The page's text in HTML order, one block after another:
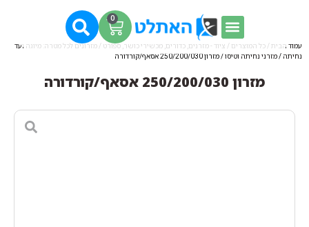
0
עמוד הבית / כל המוצרים / ציוד - מזרנים, כדורים, מכשירי כושר, ספורט / מזרונים לכל מטרה: מיוגה ועד
נחיתה /מזרני נחיתה וטיסו/ מזרון 250/200/030 אסאף/קורדורה
מזרון 250/200/030 אסאף/קורדורה